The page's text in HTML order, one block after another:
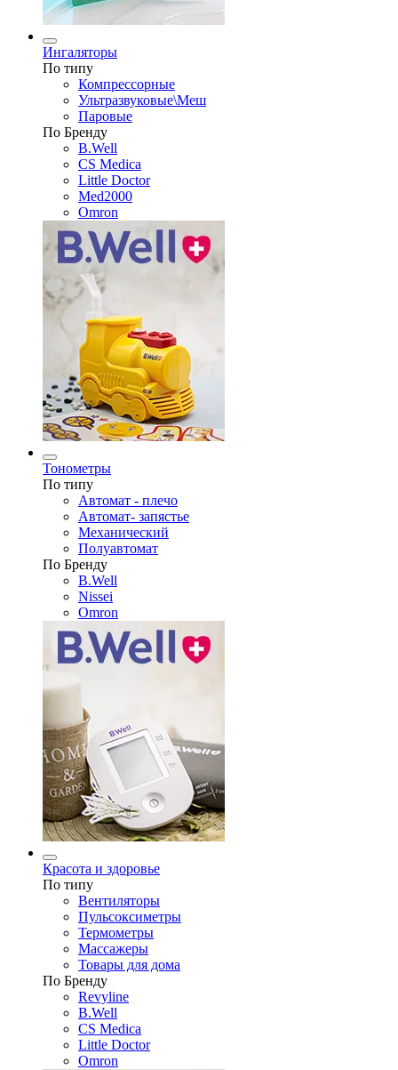
Ингаляторы
По типу
Компрессорные
Ультразвуковые\Меш
Паровые
По Бренду
B.Well
CS Medica
Little Doctor
Med2000
Omron
Тонометры
По типу
Автомат - плечо
Автомат- запястье
Механический
Полуавтомат
По Бренду
B.Well
Nissei
Omron
Красота и здоровье
По типу
Вентиляторы
Пульсоксиметры
Термометры
Массажеры
Товары для дома
По Бренду
Revyline
B.Well
CS Medica
Little Doctor
Omron